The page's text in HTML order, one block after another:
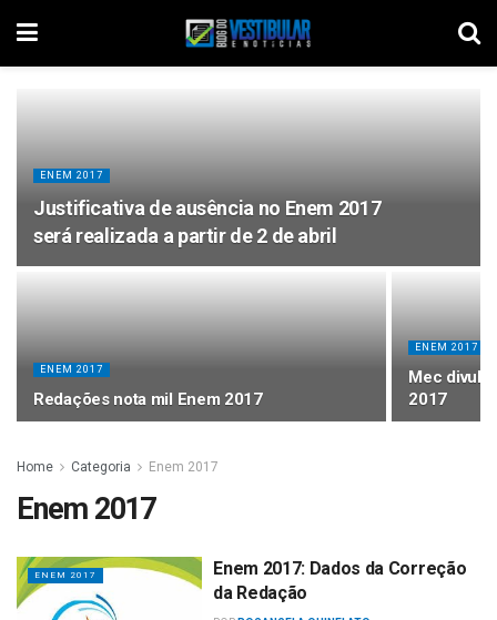
ENEM 2017
Justificativa de ausência no Enem 2017
será realizada a partir de 2 de abril
ENEM 2017
Redações nota mil Enem 2017
ENEM 2017
Mec
2017
Home Categoria Enem 2017
Enem 2017
ENEM 2017
Enem 2017: Dados da Correção
da Redação